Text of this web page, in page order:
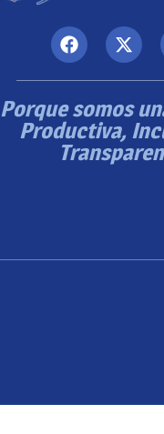
Porque somos
Productiva,